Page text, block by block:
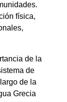
física,
de la
de
de la
Grecia